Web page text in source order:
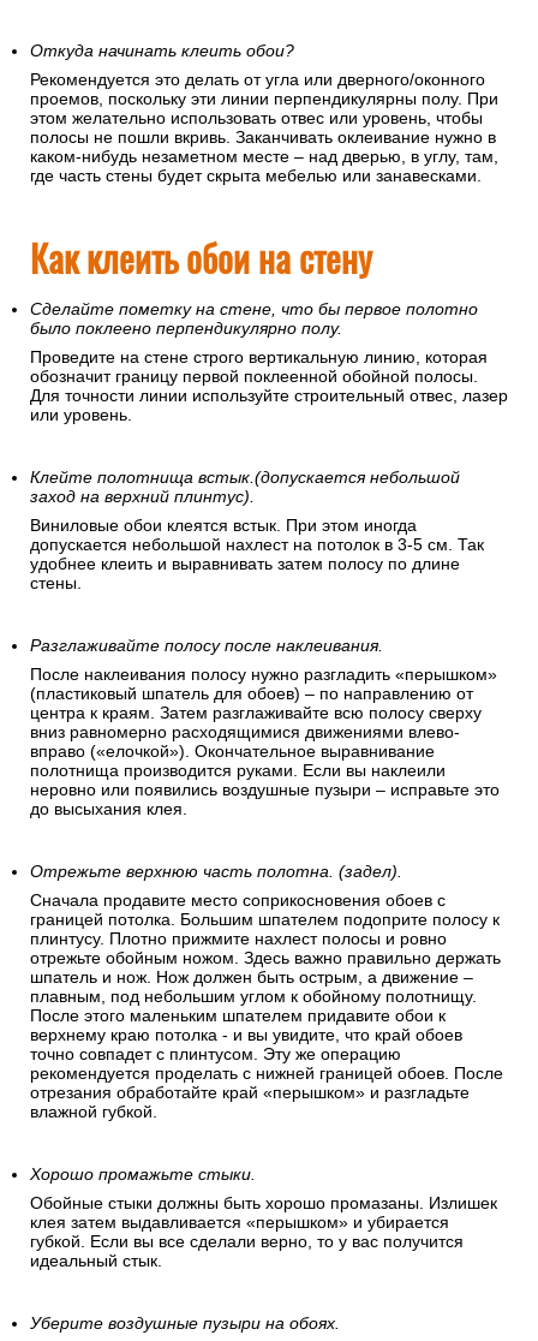
Откуда начинать клеить обои?
Рекомендуется это делать от угла или дверного/оконного
проемов, поскольку эти линии перпендикулярны полу. При
этом желательно использовать отвес или уровень, чтобы
полосы не пошли вкривь. Заканчивать оклеивание нужно в
каком-нибудь незаметном месте – над дверью, в углу, там,
где часть стены будет скрыта мебелью или занавесками.
Как клеить обои на стену
Сделайте пометку на стене, что бы первое полотно
было поклеено перпендикулярно полу.
Проведите на стене строго вертикальную линию, которая
обозначит границу первой поклеенной обойной полосы.
Для точности линии используйте строительный отвес, лазер
или уровень.
Клейте полотнища встык.(допускается небольшой
заход на верхний плинтус).
Виниловые обои клеятся встык. При этом иногда
допускается небольшой нахлест на потолок в 3-5 см. Так
удобнее клеить и выравнивать затем полосу по длине
стены.
Разглаживайте полосу после наклеивания.
После наклеивания полосу нужно разгладить «перышком»
(пластиковый шпатель для обоев) – по направлению от
центра к краям. Затем разглаживайте всю полосу сверху
вниз равномерно расходящимися движениями влево-
вправо («елочкой»). Окончательное выравнивание
полотнища производится руками. Если вы наклеили
неровно или появились воздушные пузыри – исправьте это
до высыхания клея.
Отрежьте верхнюю часть полотна. (задел).
Сначала продавите место соприкосновения обоев с
границей потолка. Большим шпателем подоприте полосу к
плинтусу. Плотно прижмите нахлест полосы и ровно
отрежьте обойным ножом. Здесь важно правильно держать
шпатель и нож. Нож должен быть острым, а движение –
плавным, под небольшим углом к обойному полотнищу.
После этого маленьким шпателем придавите обои к
верхнему краю потолка - и вы увидите, что край обоев
точно совпадет с плинтусом. Эту же операцию
рекомендуется проделать с нижней границей обоев. После
отрезания обработайте край «перышком» и разгладьте
влажной губкой.
Хорошо промажьте стыки.
Обойные стыки должны быть хорошо промазаны. Излишек
клея затем выдавливается «перышком» и убирается
губкой. Если вы все сделали верно, то у вас получится
идеальный стык.
Уберите воздушные пузыри на обоях.